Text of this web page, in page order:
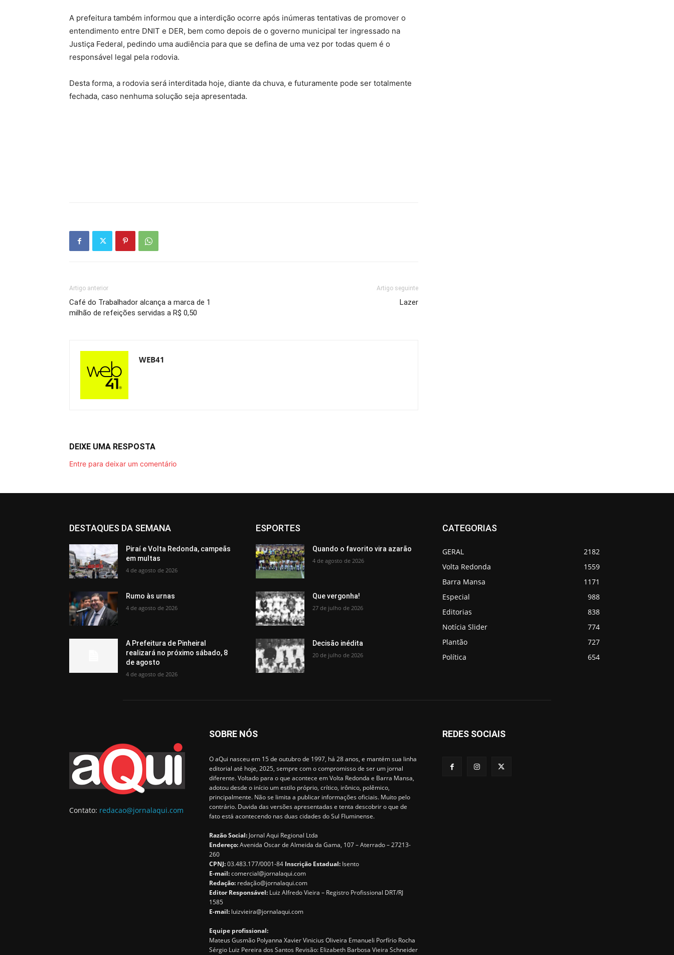
A prefeitura também informou que a interdição ocorre após inúmeras tentativas de promover o
entendimento entre DNIT e DER, bem como depois de o governo municipal ter ingressado na
Justiça Federal, pedindo uma audiência para que se defina de uma vez por todas quem é o
responsável legal pela rodovia.
Desta forma, a rodovia será interditada hoje, diante da chuva, e futuramente pode ser totalmente
fechada, caso nenhuma solução seja apresentada.
Artigo anterior
Café do Trabalhador alcança a marca de 1
milhão de refeições servidas a R$ 0,50
Artigo seguinte
Lazer
WEB41
DEIXE UMA RESPOSTA
Entre para deixar um comentário
DESTAQUES DA SEMANA
Piraí e Volta Redonda, campeãs
em multas
4 de agosto de 2026
Rumo às urnas
4 de agosto de 2026
A Prefeitura de Pinheiral
realizará no próximo sábado, 8
de agosto
4 de agosto de 2026
ESPORTES
Quando o favorito vira azarão
4 de agosto de 2026
Que vergonha!
27 de julho de 2026
Decisão inédita
20 de julho de 2026
CATEGORIAS
GERAL
2182
Volta Redonda
1559
Barra Mansa
1171
Especial
988
Editorias
838
Notícia Slider
774
Plantão
727
Política
654
Contato: redacao@jornalaqui.com
SOBRE NÓS
O aQui nasceu em 15 de outubro de 1997, há 28 anos, e mantém sua linha
editorial até hoje, 2025, sempre com o compromisso de ser um jornal
diferente. Voltado para o que acontece em Volta Redonda e Barra Mansa,
adotou desde o início um estilo próprio, crítico, irônico, polêmico,
principalmente. Não se limita a publicar informações oficiais. Muito pelo
contrário. Duvida das versões apresentadas e tenta descobrir o que de
fato está acontecendo nas duas cidades do Sul Fluminense.
Razão Social: Jornal Aqui Regional Ltda
Endereço:Avenida Oscar de Almeida da Gama, 107 – Aterrado – 27213-
260
CPNJ:03.483.177/0001-84 Inscrição Estadual: Isento
E-mail:comercial@jornalaqui.com
Redação: redação@jornalaqui.com
Editor Responsável: Luiz Alfredo Vieira – Registro Profissional DRT/RJ
1585
E-mail: luizvieira@jornalaqui.com
Equipe profissional:
Mateus Gusmão Polyanna Xavier Vinicius Oliveira Emanueli Porfírio Rocha
Sérgio Luiz Pereira dos Santos Revisão: Elizabeth Barbosa Vieira Schneider
REDES SOCIAIS